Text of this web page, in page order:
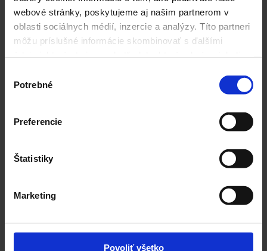
webové stránky, poskytujeme aj našim partnerom v
oblasti sociálnych médií, inzercie a analýzy. Títo partneri
môžu príslušné informácie skombinovať s ďalšími
súhlasu
Potrebné
Preferencie
Štatistiky
Marketing
Povoliť všetko
Existuje možnosť fotosenzibilizácie u citlivých osôb.
Uskladňujte na suchom a tmavom mieste, mimo dosah
malých detí.
Zloženie
(vňať), alchemilka obecná (vňať), rebríček
obyčajný (vňať), repík lekársky (vňať),
1 vrecko sa zaleje 0,5 l vriacej vody a nechá